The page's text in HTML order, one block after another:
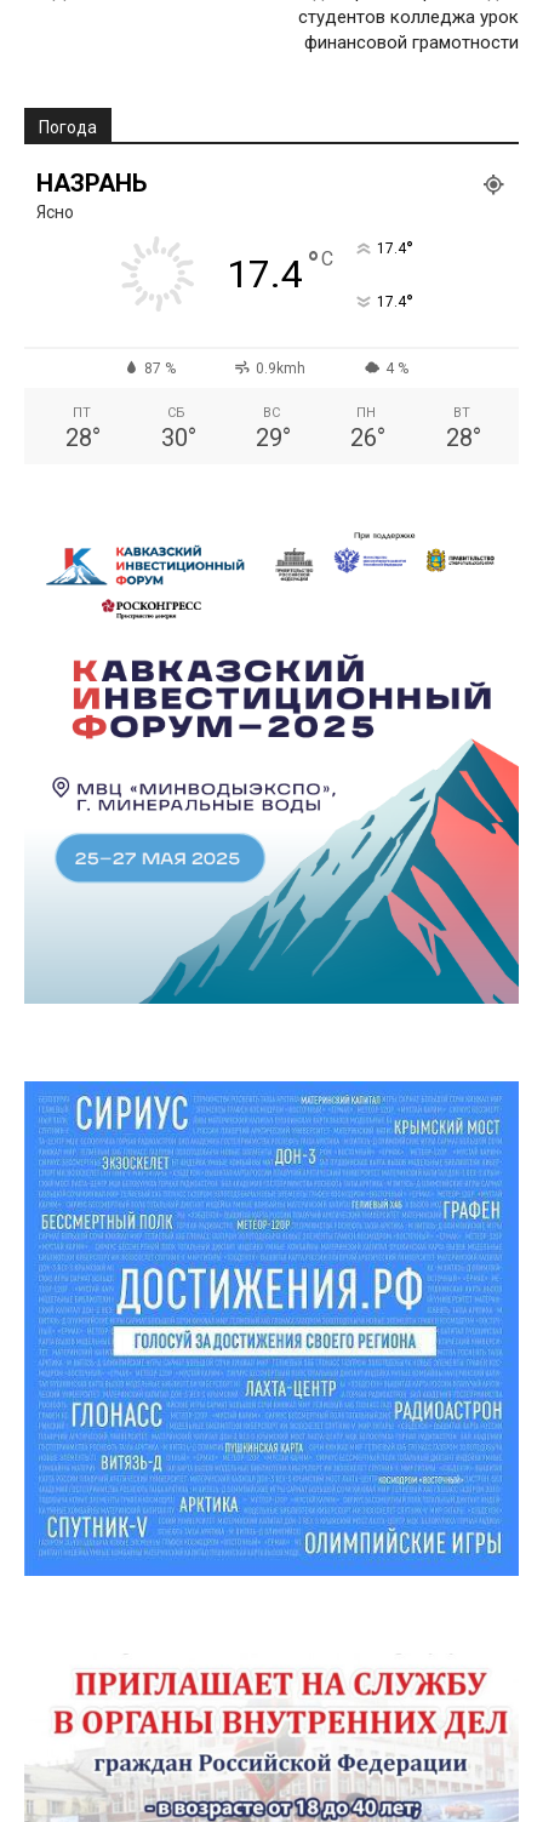
студентов колледжа урок
финансовой грамотности
Погода
НАЗРАНЬ
Ясно
17.4°C 17.4°
17.4°
87 % 0.9kmh 4 %
ПТ
28°
СБ
30°
ВС
29°
ПН
26°
ВТ
28°